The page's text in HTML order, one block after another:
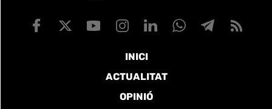
INICI
ACTUALITAT
OPINIÓ